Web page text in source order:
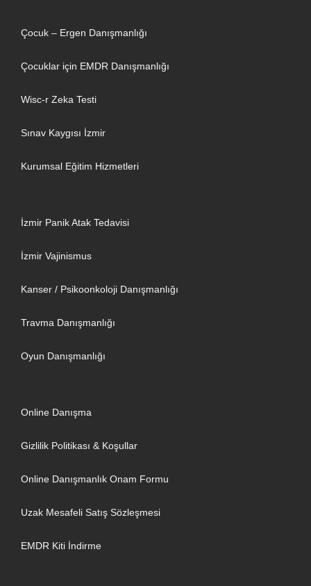
Çocuk – Ergen Danışmanlığı
Çocuklar için EMDR Danışmanlığı
Wisc-r Zeka Testi
Sınav Kaygısı İzmir
Kurumsal Eğitim Hizmetleri
İzmir Panik Atak Tedavisi
İzmir Vajinismus
Kanser / Psikoonkoloji Danışmanlığı
Travma Danışmanlığı
Oyun Danışmanlığı
Online Danışma
Gizlilik Politikası & Koşullar
Online Danışmanlık Onam Formu
Uzak Mesafeli Satış Sözleşmesi
EMDR Kiti İndirme